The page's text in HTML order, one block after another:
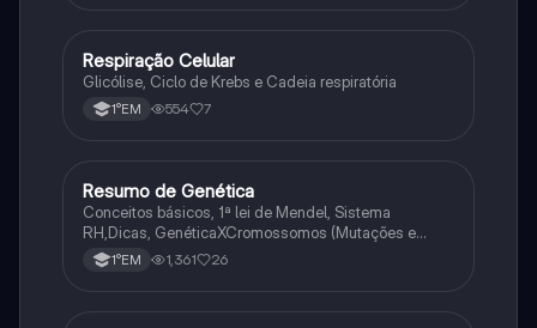
Biologia
Respiração Celular
Glicólise, Ciclo de Krebs e Cadeia respiratória
1°EM 554 7
Biologia
Resumo de Genética
Conceitos básicos, 1ª lei de Mendel, Sistema
RH,Dicas, GenéticaXCromossomos (Mutações e
Variações Genéticas).
1°EM 1,361 26